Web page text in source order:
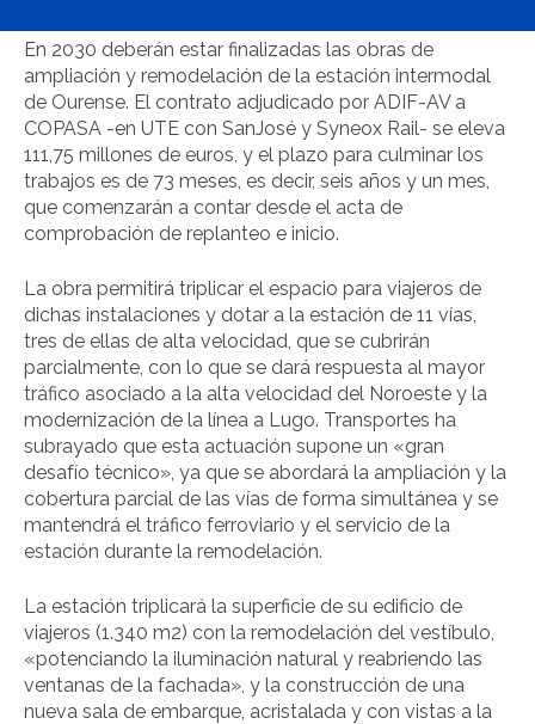
En 2030 deberán estar finalizadas las obras de
ampliación y remodelación de la estación intermodal
de Ourense. El contrato adjudicado por ADIF-AV a
COPASA -en UTE con SanJosé y Syneox Rail- se eleva
111,75 millones de euros, y el plazo para culminar los
trabajos es de 73 meses, es decir, seis años y un mes,
que comenzarán a contar desde el acta de
comprobación de replanteo e inicio.
La obra permitirá triplicar el espacio para viajeros de
dichas instalaciones y dotar a la estación de 11 vías,
tres de ellas de alta velocidad, que se cubrirán
parcialmente, con lo que se dará respuesta al mayor
tráfico asociado a la alta velocidad del Noroeste y la
modernización de la línea a Lugo. Transportes ha
subrayado que esta actuación supone un «gran
desafío técnico», ya que se abordará la ampliación y la
cobertura parcial de las vías de forma simultánea y se
mantendrá el tráfico ferroviario y el servicio de la
estación durante la remodelación.
La estación triplicará la superficie de su edificio de
viajeros (1.340 m2) con la remodelación del vestíbulo,
«potenciando la iluminación natural y reabriendo las
ventanas de la fachada», y la construcción de una
nueva sala de embarque, acristalada y con vistas a la